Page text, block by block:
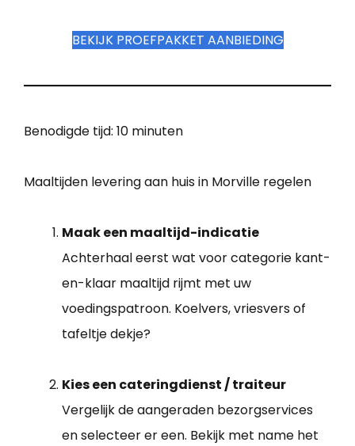
BEKIJK PROEFPAKKET AANBIEDING
Benodigde tijd: 10 minuten
Maaltijden levering aan huis in Morville regelen
Maak een maaltijd-indicatie
Achterhaal eerst wat voor categorie kant-
en-klaar maaltijd rijmt met uw
voedingspatroon. Koelvers, vriesvers of
tafeltje dekje?
Kies een cateringdienst / traiteur
Vergelijk de aangeraden bezorgservices
en selecteer er een. Bekijk met name het